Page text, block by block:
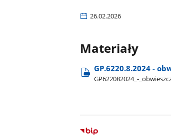
26.02.2026
Materiały
GP.6220.8.2024 -
GP622082024​_-​